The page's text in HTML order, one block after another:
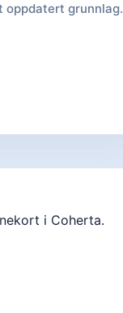
oppdatert grunnlag.